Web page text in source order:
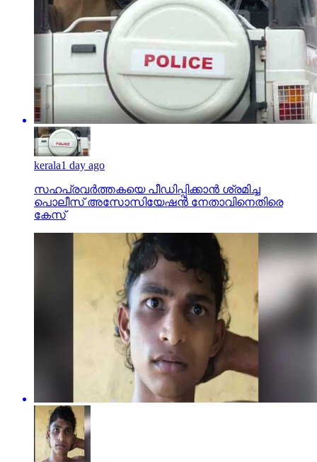
kerala1 day ago
സഹപ്രവര്‍ത്തകയെ പീഡിപ്പിക്കാന്‍ ശ്രമിച്ച
പൊലീസ് അസോസിയേഷന്‍ നേതാവിനെതിരെ
കേസ്